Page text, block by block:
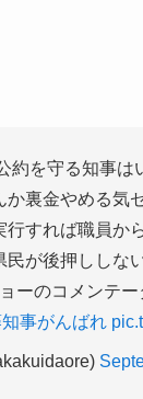
約を守る知事は
か裏金やめる気
すれば職員か
民が後押ししな
ーのコメンテー
事がんばれ